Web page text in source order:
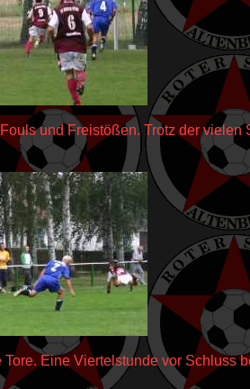
und Freistößen. Trotz der
Eine Viertelstunde vor